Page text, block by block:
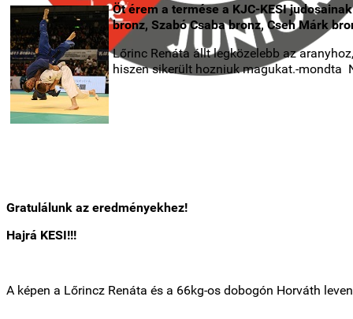
Öt érem a termése a KJC-KESI
bronz, Szabó Csaba bronz, Cseh Márk
Lőrinc Renáta állt legközelebb az
hiszen sikerült hozniuk magukat.-mondta
Gratulálunk az eredményekhez!
Hajrá KESI!!!
A képen a Lőrincz Renáta és a 66kg-os dobogón Horváth